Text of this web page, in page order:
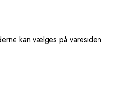
kan vælges på varesiden